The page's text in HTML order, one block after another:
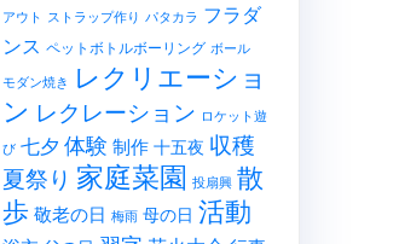
アウト ストラップ作り パタカラ フラダ
ンス ペットボトルボーリング ボール
モダン焼き レクリエーショ
ン レクレーション ロケット遊
び 七夕 体験 制作 十五夜 収穫
夏祭り 家庭菜園 投扇興 散
歩敬老の日 梅雨 母の日 活動